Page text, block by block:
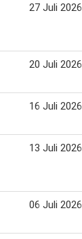
27 Juli 2026
20 Juli 2026
16 Juli 2026
13 Juli 2026
06 Juli 2026